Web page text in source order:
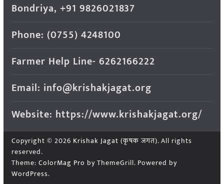
Bondriya, +91 9826021837
Phone: (0755) 4248100
Farmer Help Line- 6262166222
Email: info@krishakjagat.org
Website: https://www.krishakjagat.org/
Copyright © 2026 Krishak Jagat (कृषक जगत). All rights
reserved.
Theme: ColorMag Pro by ThemeGrill. Powered by
WordPress.